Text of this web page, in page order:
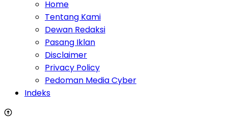
Home
Tentang Kami
Dewan Redaksi
Pasang Iklan
Disclaimer
Privacy Policy
Pedoman Media Cyber
Indeks